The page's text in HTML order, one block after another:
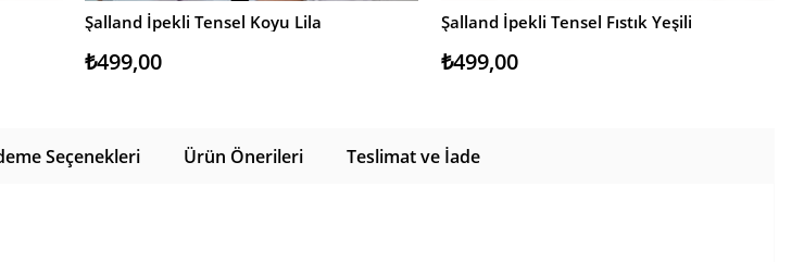
SEPETE EKLE
Şalland İpekli Tensel Koyu Lila
₺499,00
SEPETE EKLE
Şalland İpekli Tensel Fıstık Yeşili
₺499,00
Seçenekleri Ürün Önerileri Teslimat ve İade